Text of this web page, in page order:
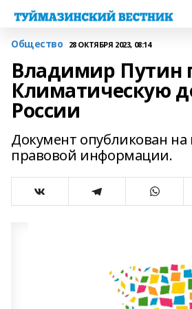
Общество 28 ОКТЯБРЯ 2023, 08:14
Владимир Путин
Климатическую
России
Документ опубликован на
правовой информации.